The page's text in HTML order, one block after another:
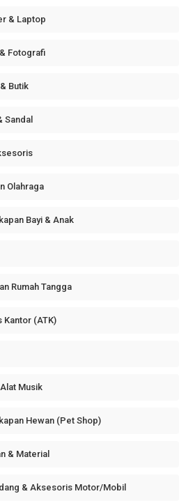
& Laptop
Fotografi
Butik
Sandal
Olahraga
Bayi & Anak
Rumah Tangga
Kantor (ATK)
Musik
Hewan (Pet Shop)
& Material
& Aksesoris Motor/Mobil